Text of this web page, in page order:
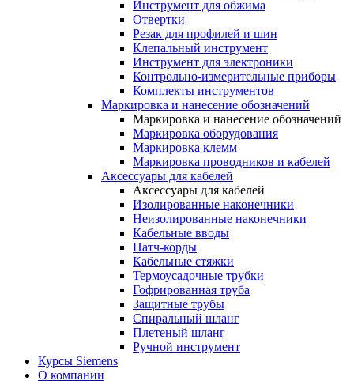
Инструмент для обжима
Отвертки
Резак для профилей и шин
Клепальный инструмент
Инструмент для электроники
Контрольно-измерительные приборы
Комплекты инструментов
Маркировка и нанесение обозначений
Маркировка и нанесение обозначений
Маркировка оборудования
Маркировка клемм
Маркировка проводников и кабелей
Аксессуары для кабелей
Аксессуары для кабелей
Изолированные наконечники
Неизолированные наконечники
Кабельные вводы
Патч-корды
Кабельные стяжки
Термоусадочные трубки
Гофрированная труба
Защитные трубы
Спиральный шланг
Плетеный шланг
Ручной инструмент
Курсы Siemens
О компании